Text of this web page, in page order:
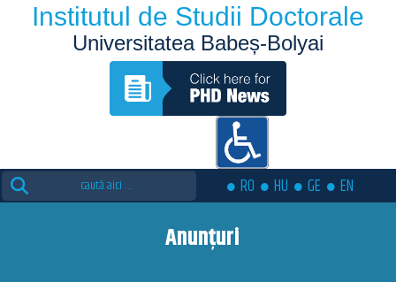
Institutul de Studii Doctorale
Universitatea Babeș-Bolyai
Search
for:
RO HU GE EN
Anunțuri